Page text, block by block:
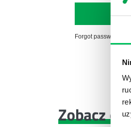
Forgot password?
Zobacz